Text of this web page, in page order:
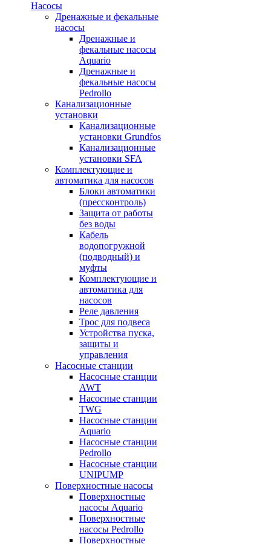
Насосы
Дренажные и фекальные
насосы
Дренажные и
фекальные насосы
Aquario
Дренажные и
фекальные насосы
Pedrollo
Канализационные
установки
Канализационные
установки Grundfos
Канализационные
установки SFA
Комплектующие и
автоматика для насосов
Блоки автоматики
(прессконтроль)
Защита от работы
без воды
Кабель
водопогружной
(подводный) и
муфты
Комплектующие и
автоматика для
насосов
Реле давления
Трос для подвеса
Устройства пуска,
защиты и
управления
Насосные станции
Насосные станции
AWT
Насосные станции
TWG
Насосные станции
Aquario
Насосные станции
Pedrollo
Насосные станции
UNIPUMP
Поверхностные насосы
Поверхностные
насосы Aquario
Поверхностные
насосы Pedrollo
Поверхностные